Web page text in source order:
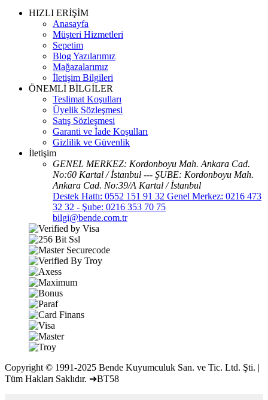
HIZLI ERİŞİM
Anasayfa
Müşteri Hizmetleri
Sepetim
Blog Yazılarımız
Mağazalarımız
İletişim Bilgileri
ÖNEMLİ BİLGİLER
Teslimat Koşulları
Üyelik Sözleşmesi
Satış Sözleşmesi
Garanti ve İade Koşulları
Gizlilik ve Güvenlik
İletişim
GENEL MERKEZ: Kordonboyu Mah. Ankara Cad.
No:60 Kartal / İstanbul --- ŞUBE: Kordonboyu Mah.
Ankara Cad. No:39/A Kartal / İstanbul
Destek Hattı: 0552 151 91 32 Genel Merkez: 0216 473
32 32 - Şube: 0216 353 70 75
bilgi@bende.com.tr
Copyright © 1991-2025 Bende Kuyumculuk San. ve Tic. Ltd. Şti. |
Tüm Hakları Saklıdır. ➔BT58